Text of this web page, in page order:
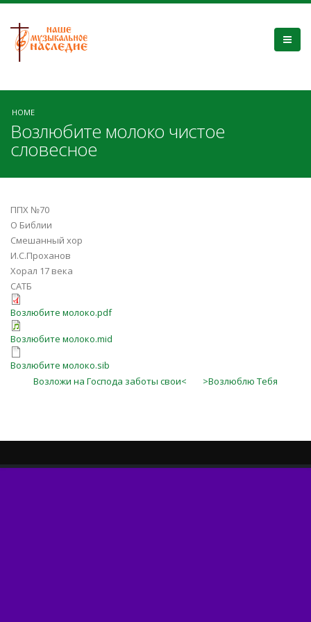
HOME
Возлюбите молоко чистое
словесное
ППХ №70
О Библии
Смешанный хор
И.С.Проханов
Хорал 17 века
САТБ
Возлюбите молоко.pdf
Возлюбите молоко.mid
Возлюбите молоко.sib
Возложи на Господа заботы свои<
>Возлюблю Тебя